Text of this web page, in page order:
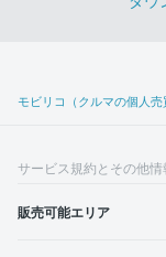
モビリコ（クルマの個人売
サービス規約とその他情
販売可能エリア